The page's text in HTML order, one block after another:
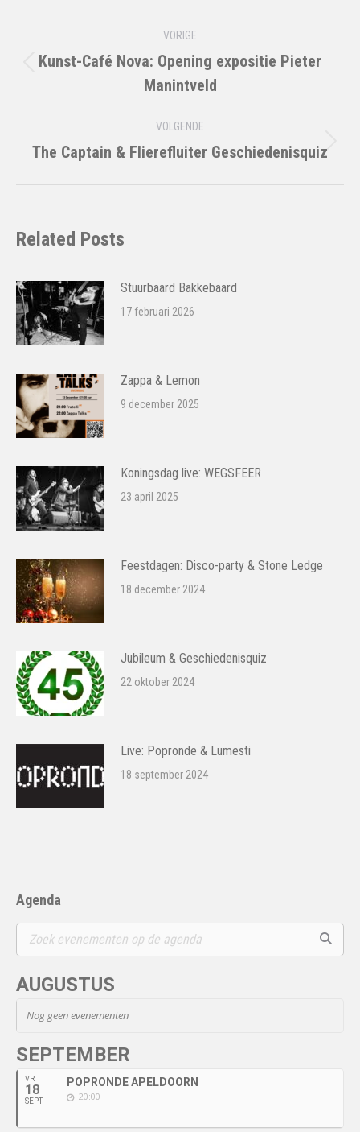
navigatie
VORIGE
Vorig
bericht
Kunst-Café Nova: Opening expositie Pieter
Manintveld
VOLGENDE
Volgend
The Captain & Flierefluiter Geschiedenisquiz
Related Posts
Stuurbaard Bakkebaard
17 februari 2026
Zappa & Lemon
9 december 2025
Koningsdag live: WEGSFEER
23 april 2025
Feestdagen: Disco-party & Stone Ledge
18 december 2024
Jubileum & Geschiedenisquiz
22 oktober 2024
Live: Popronde & Lumesti
18 september 2024
Agenda
AUGUSTUS
Nog geen evenementen
SEPTEMBER
VR
18
SEPT
POPRONDE APELDOORN
20:00